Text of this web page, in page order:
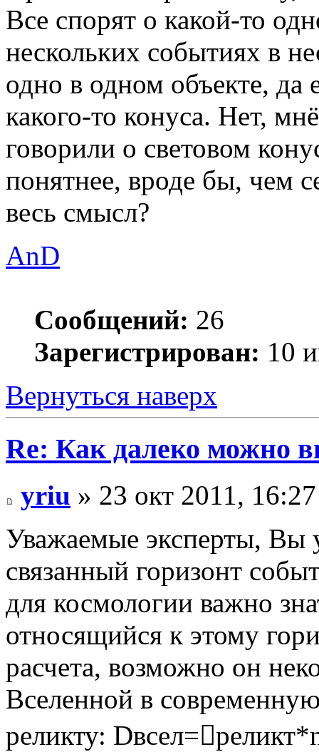
Все спорят о какой-то
нескольких событиях в
одно в одном объекте,
какого-то конуса. Нет,
говорили о световом
понятнее, вроде бы, чем
весь смысл?
AnD
Сообщений: 26
Зарегистрирован: 10
Вернуться наверх
Re: Как далеко можно
yriu » 23 окт 2011, 16:27
Уважаемые эксперты, Вы
связанный горизонт
для космологии важно
относящийся к этому
расчета, возможно он
Вселенной в
реликту: